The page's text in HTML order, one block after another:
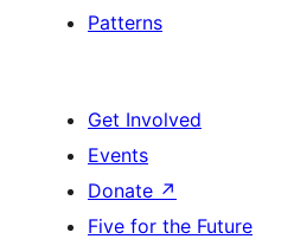
Patterns
Get Involved
Events
Donate ↗
Five for the Future